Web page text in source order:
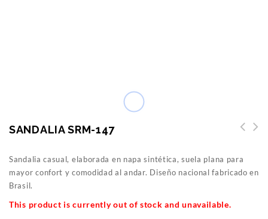
SANDALIA SRM-147
Sandalia casual, elaborada en napa sintética, suela plana para
mayor confort y comodidad al andar. Diseño nacional fabricado en
Brasil.
This product is currently out of stock and unavailable.